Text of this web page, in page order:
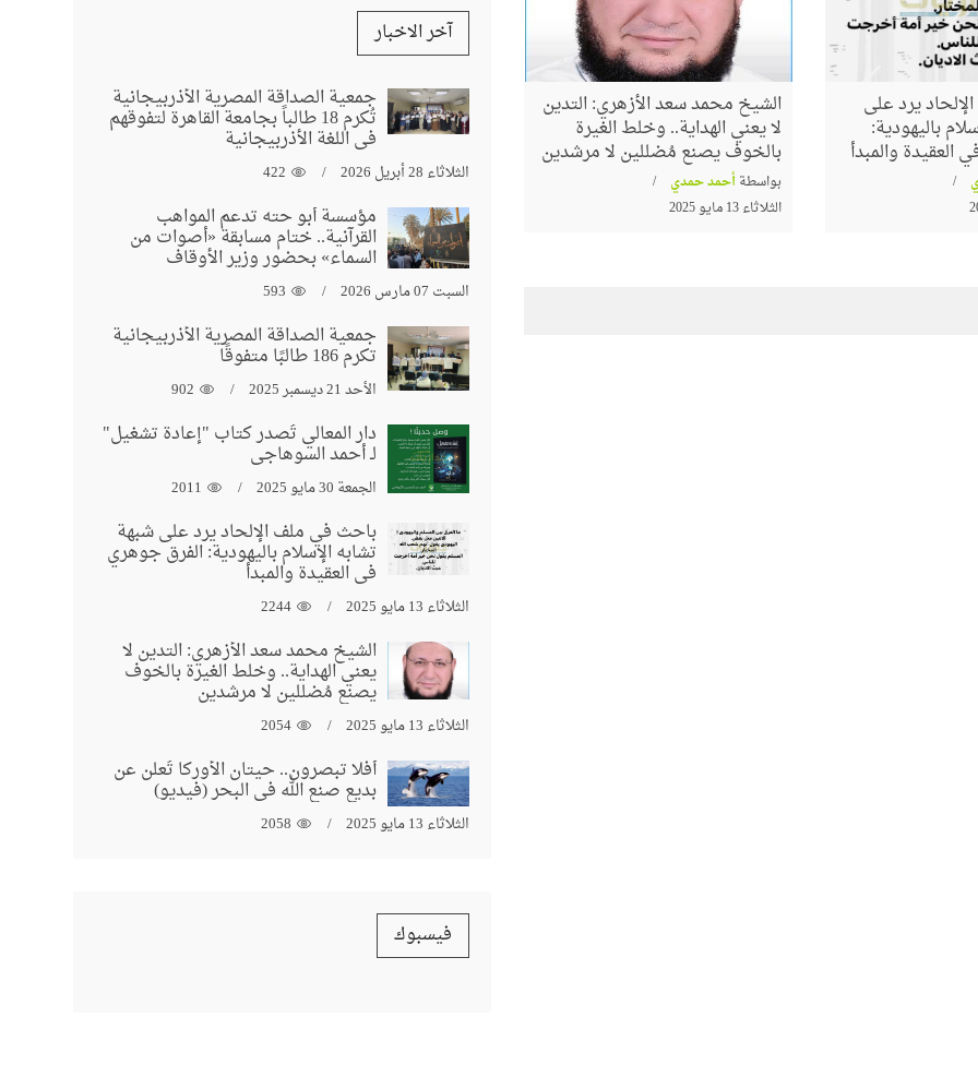
يرد على
باليهودية:
والمبدأ
الشيخ محمد سعد الأزهري: التدين
لا يعني الهداية.. وخلط الغيرة
بالخوف يصنع مُضللين لا مرشدين
بواسطةأحمد حمدي
الثلاثاء 13 مايو 2025
آخر الاخبار
جمعية الصداقة المصرية الأذربيجانية
تُكرم 18 طالباً بجامعة القاهرة لتفوقهم
في اللغة الأذربيجانية
الثلاثاء 28 أبريل 2026 422
مؤسسة أبو حته تدعم المواهب
القرآنية.. ختام مسابقة «أصوات من
السماء» بحضور وزير الأوقاف
السبت 07 مارس 2026 593
جمعية الصداقة المصرية الأذربيجانية
تكرم 186 طالبًا متفوقًا
الأحد 21 ديسمبر 2025 902
دار المعالي تُصدر كتاب "إعادة تشغيل"
لـ أحمد السوهاجي
الجمعة 30 مايو 2025 2011
باحث في ملف الإلحاد يرد على شبهة
تشابه الإسلام باليهودية: الفرق جوهري
في العقيدة والمبدأ
الثلاثاء 13 مايو 2025 2244
الشيخ محمد سعد الأزهري: التدين لا
يعني الهداية.. وخلط الغيرة بالخوف
يصنع مُضللين لا مرشدين
الثلاثاء 13 مايو 2025 2054
أفلا تبصرون.. حيتان الأوركا تُعلن عن
بديع صنع الله في البحر (فيديو)
الثلاثاء 13 مايو 2025 2058
فيسبوك